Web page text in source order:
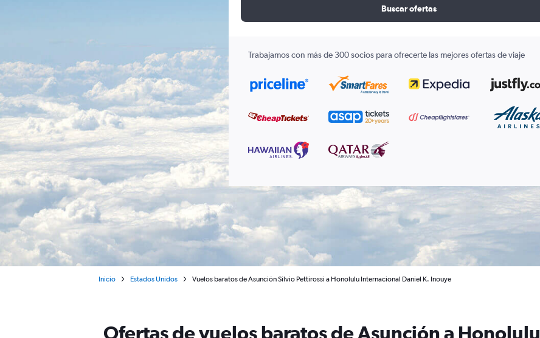
Buscar ofertas
Trabajamos con más de 300 socios para ofrecerte las mejores ofertas de viaje
Inicio Estados Unidos Vuelos baratos de Asunción Silvio Pettirossi a Honolulu Internacional Daniel K. Inouye
Ofertas de vuelos baratos de Asunción a Honolulu